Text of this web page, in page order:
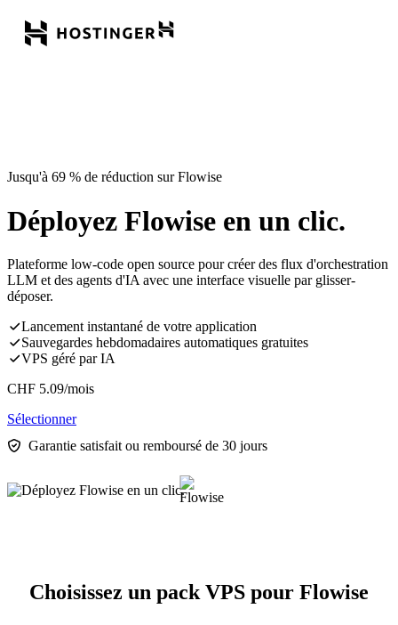
Jusqu'à 69 % de réduction sur Flowise
Déployez Flowise en un clic.
Plateforme low-code open source pour créer des flux d'orchestration
LLM et des agents d'IA avec une interface visuelle par glisser-
déposer.
Lancement instantané de votre application
Sauvegardes hebdomadaires automatiques gratuites
VPS géré par IA
CHF 5.09/mois
Sélectionner
Garantie satisfait ou remboursé de 30 jours
Choisissez un pack VPS pour Flowise